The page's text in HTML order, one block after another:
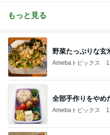
そば
もっと見る
野菜たっぷりな玄
Amebaトピックス
全部手作りをやめ
Amebaトピックス